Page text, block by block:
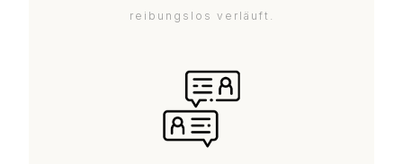
reibungslos verläuft.